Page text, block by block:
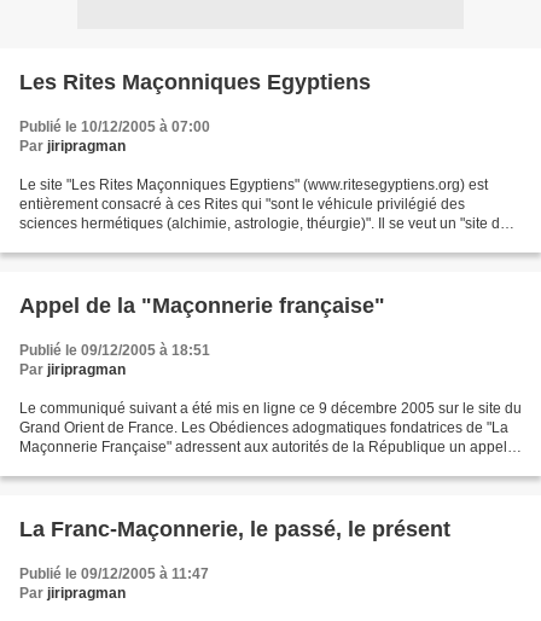
Les Rites Maçonniques Egyptiens
Publié le 10/12/2005 à 07:00
Par jiripragman
Le site "Les Rites Maçonniques Egyptiens" (www.ritesegyptiens.org) est
entièrement consacré à ces Rites qui "sont le véhicule privilégié des
sciences hermétiques (alchimie, astrologie, théurgie)". Il se veut un "site de
Appel de la "Maçonnerie française"
Publié le 09/12/2005 à 18:51
Par jiripragman
Le communiqué suivant a été mis en ligne ce 9 décembre 2005 sur le site du
Grand Orient de France. Les Obédiences adogmatiques fondatrices de "La
Maçonnerie Française" adressent aux autorités de la République un appel
La Franc-Maçonnerie, le passé, le présent
Publié le 09/12/2005 à 11:47
Par jiripragman